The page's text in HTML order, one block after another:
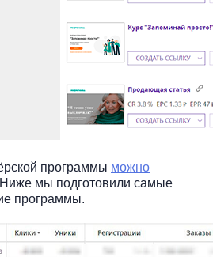
программы можно
мы подготовили самые
программы.